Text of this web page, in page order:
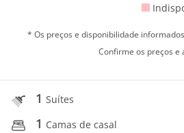
* Os preços e disponibilidade
Confirme os preços e
1Suítes
1 Camas de casal